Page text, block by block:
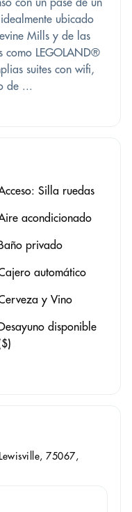
ubicado
Mills y de las
como LEGOLAND®
suites con wifi,
de ...
Silla ruedas
acondicionado
privado
automático
y Vino
disponible
75067,